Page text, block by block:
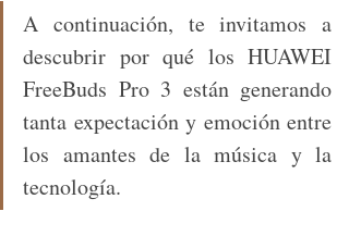
A continuación, te invitamos a
descubrir por qué los HUAWEI
FreeBuds Pro 3 están generando
tanta expectación y emoción entre
los amantes de la música y la
tecnología.